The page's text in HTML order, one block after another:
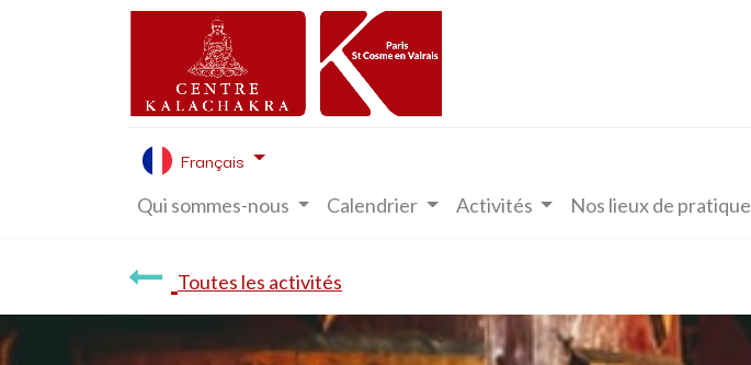
Français
Qui sommes-nous Calendrier Activités Nos lieux de pratique
Toutes les activités